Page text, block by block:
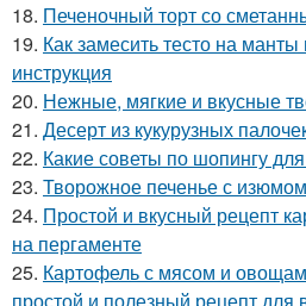
18. Печеночный торт со
19. Как замесить тесто на
инструкция
20. Нежные, мягкие и вкусные
21. Десерт из кукурузных
22. Какие советы по шопингу
23. Творожное печенье с
24. Простой и вкусный рецепт
на пергаменте
25. Картофель с мясом и
простой и полезный рецепт для